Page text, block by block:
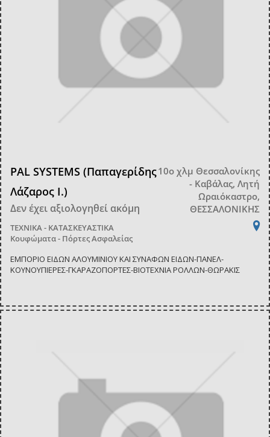
PAL SYSTEMS (Παπαγερίδης
Λάζαρος Ι.)
Δεν έχει αξιολογηθεί ακόμη
ΤΕΧΝΙΚΑ - ΚΑΤΑΣΚΕΥΑΣΤΙΚΑ
Κουφώματα - Πόρτες Ασφαλείας
10ο χλμ Θεσσαλονίκης
- Καβάλας, Λητή
Ωραιόκαστρο,
ΘΕΣΣΑΛΟΝΙΚΗΣ
ΕΜΠΟΡΙΟ ΕΙΔΩΝ ΑΛΟΥΜΙΝΙΟΥ ΚΑΙ ΣΥΝΑΦΩΝ ΕΙΔΩΝ-ΠΑΝΕΛ-
ΚΟΥΝΟΥΠΙΕΡΕΣ-ΓΚΑΡΑΖΟΠΟΡΤΕΣ-ΒΙΟΤΕΧΝΙΑ ΡΟΛΛΩΝ-ΘΩΡΑΚΙΣ